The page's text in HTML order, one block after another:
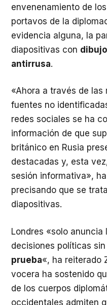
envenenamiento de
portavos de la
evidencia alguna, la
diapositivas con
antirrusa.
«Ahora a través de las
fuentes no
redes sociales se ha
información de que
británico en Rusia
destacadas y, esta
sesión informativa»,
precisando que se
diapositivas.
Londres «solo anuncia
decisiones políticas
prueba«, ha reiterado
vocera ha sostenido
de los cuerpos
occidentales admiten